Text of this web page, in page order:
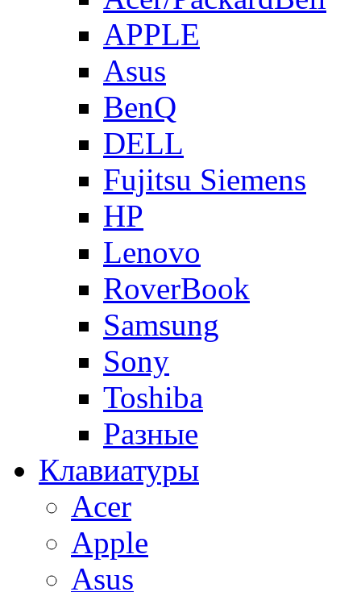
APPLE
Asus
BenQ
DELL
Fujitsu Siemens
HP
Lenovo
RoverBook
Samsung
Sony
Toshiba
Разные
Клавиатуры
Acer
Apple
Asus